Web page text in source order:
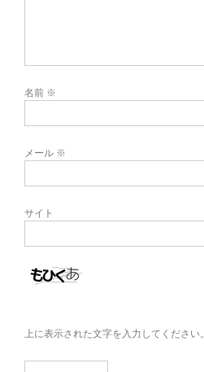
名前 ※
メール ※
サイト
上に表示された文字を入力してください。